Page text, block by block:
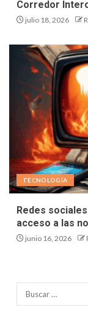
Corredor
julio 18, 2026
TECNOLOGÍA
Redes
acceso a las
junio 16, 2026